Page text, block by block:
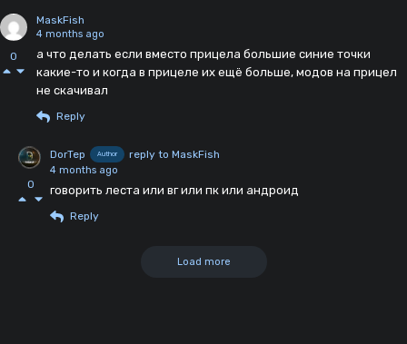
0
MaskFish
4 months ago
а что делать если вместо прицела большие синие точки
какие-то и когда в прицеле их ещё больше, модов на прицел
не скачивал
Reply
0
DorTep Author reply to MaskFish
4 months ago
говорить леста или вг или пк или андроид
Reply
Load more